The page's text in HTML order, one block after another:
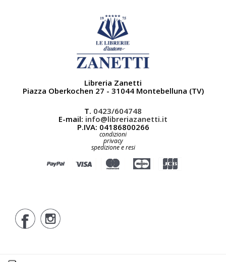
Libreria Zanetti
Piazza Oberkochen 27 - 31044 Montebelluna (TV)
T. 0423/604748
E-mail: info@libreriazanetti.it
P.IVA: 04186800266
condizioni
privacy
spedizione e resi